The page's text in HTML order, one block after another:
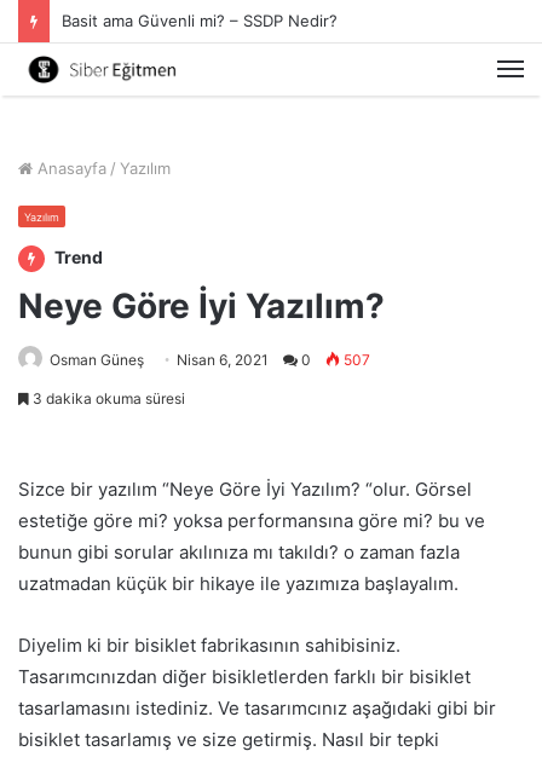
Basit ama Güvenli mi? – SSDP Nedir?
Anasayfa / Yazılım
Yazılım
Trend
Neye Göre İyi Yazılım?
Osman Güneş Nisan 6, 2021 0 507
3 dakika okuma süresi
Sizce bir yazılım “Neye Göre İyi Yazılım? “olur. Görsel
estetiğe göre mi? yoksa performansına göre mi? bu ve
bunun gibi sorular akılınıza mı takıldı? o zaman fazla
uzatmadan küçük bir hikaye ile yazımıza başlayalım.
Diyelim ki bir bisiklet fabrikasının sahibisiniz.
Tasarımcınızdan diğer bisikletlerden farklı bir bisiklet
tasarlamasını istediniz. Ve tasarımcınız aşağıdaki gibi bir
bisiklet tasarlamış ve size getirmiş. Nasıl bir tepki